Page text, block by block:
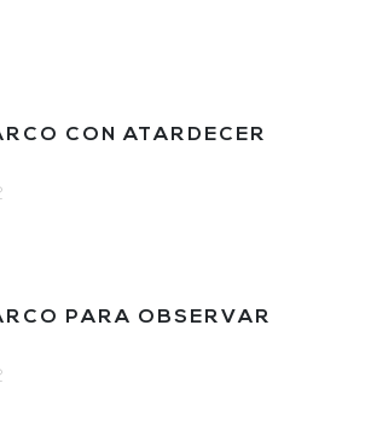
CON ATARDECER
PARA OBSERVAR